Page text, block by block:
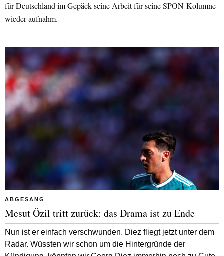
für Deutschland im Gepäck seine Arbeit für seine SPON-Kolumne
wieder aufnahm.
ABGESANG
Mesut Özil tritt zurück: das Drama ist zu Ende
Nun ist er einfach verschwunden. Diez fliegt jetzt unter dem
Radar. Wüssten wir schon um die Hintergründe der